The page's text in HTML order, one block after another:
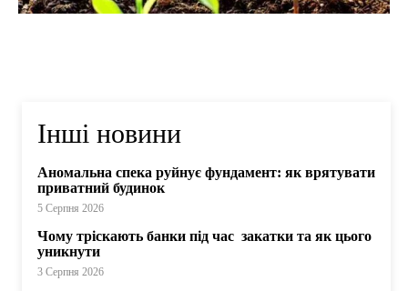
Інші новини
Аномальна спека руйнує фундамент: як врятувати
приватний будинок
5 Серпня 2026
Чому тріскають банки під час закатки та як цього
уникнути
3 Серпня 2026